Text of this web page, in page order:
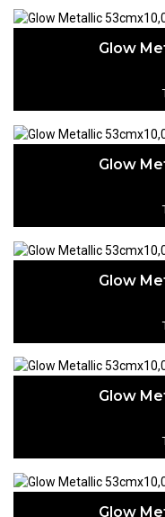
Glow
Glow
Glow
Glow
Glow